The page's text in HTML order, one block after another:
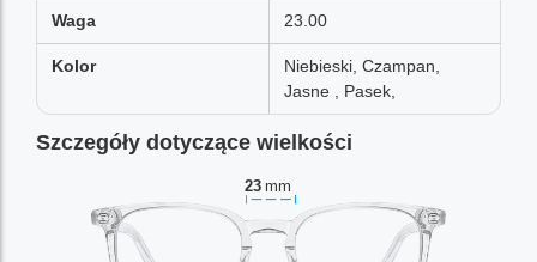
Waga 23.00
Kolor
Niebieski, Czampan,
Jasne , Pasek,
Szczegóły dotyczące wielkości
23 mm